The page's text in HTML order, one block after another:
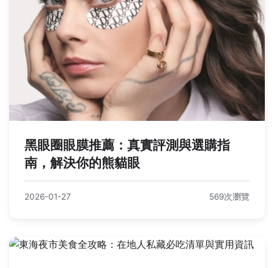
黑眼圈眼膜推薦：真實評測與選購指
南，解決你的熊貓眼
2026-01-27 569次瀏覽